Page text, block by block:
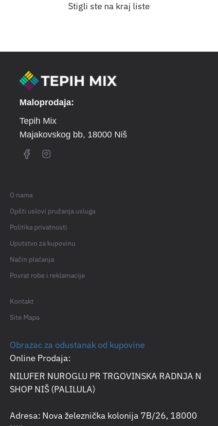
Stigli ste na kraj liste
Maloprodaja:
Tepih Mix
Majakovskog bb, 18000 Niš
O nama
Opšti uslovi pružanja usluga
Politika privatnosti
Uputstvo za kupovinu
Način plaćanja
Povrat robe i reklamacije
Kontakt
Site Mapa
Obrazac za odustanak od kupovine
Online Prodaja:
NILUFER NUROGLU PR TRGOVINSKA RADNJA N
SHOP NIŠ (PALILULA)
Adresa: Nova železnička kolonija 7B/26, 18000